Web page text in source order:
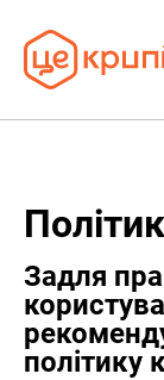
Задля
політику